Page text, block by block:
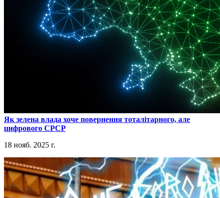
​Як зелена влада хоче повернення тоталітарного, але
цифрового СРСР
18 нояб. 2025 г.